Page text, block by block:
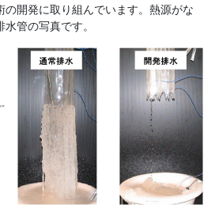
の開発に取り組んでいます。熱源がな
管の写真です。